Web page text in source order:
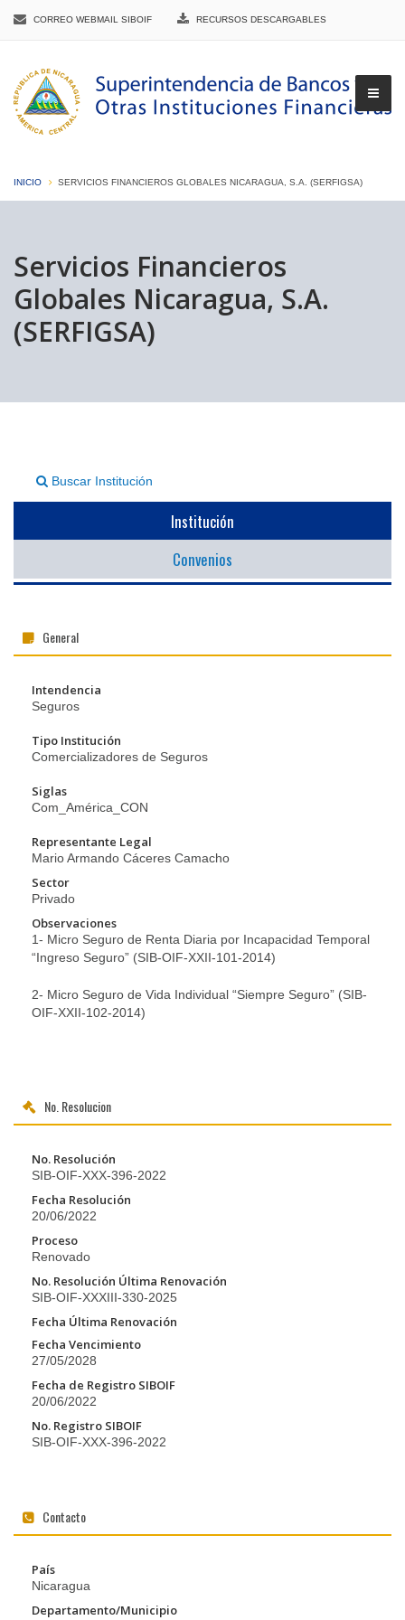
CORREO WEBMAIL SIBOIF RECURSOS DESCARGABLES
INICIO SERVICIOS FINANCIEROS GLOBALES NICARAGUA, S.A. (SERFIGSA)
Servicios Financieros
Globales Nicaragua, S.A.
(SERFIGSA)
Buscar Institución
Institución
Convenios
General
Intendencia
Seguros
Tipo Institución
Comercializadores de Seguros
Siglas
Com_América_CON
Representante Legal
Mario Armando Cáceres Camacho
Sector
Privado
Observaciones
1- Micro Seguro de Renta Diaria por Incapacidad Temporal
“Ingreso Seguro” (SIB-OIF-XXII-101-2014)
2- Micro Seguro de Vida Individual “Siempre Seguro” (SIB-
OIF-XXII-102-2014)
No. Resolucion
No. Resolución
SIB-OIF-XXX-396-2022
Fecha Resolución
20/06/2022
Proceso
Renovado
No. Resolución Última Renovación
SIB-OIF-XXXIII-330-2025
Fecha Última Renovación
Fecha Vencimiento
27/05/2028
Fecha de Registro SIBOIF
20/06/2022
No. Registro SIBOIF
SIB-OIF-XXX-396-2022
Contacto
País
Nicaragua
Departamento/Municipio